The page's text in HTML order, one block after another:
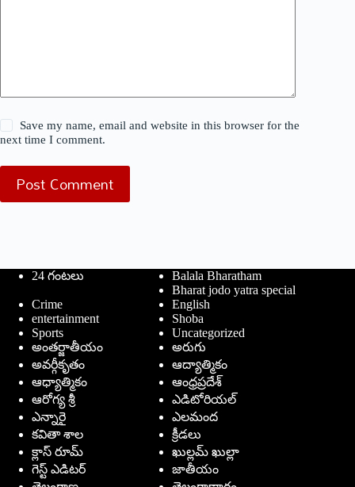
Save my name, email and website in this browser for the
next time I comment.
Post Comment
24 గంటలు
Balala Bharatham
Bharat jodo yatra special
Crime
English
entertainment
Shoba
Sports
Uncategorized
అంతర్జాతీయం
అరుగు
అవర్గీకృతం
ఆద్యాత్మికం
ఆధ్యాత్మికం
ఆంధ్రప్రదేశ్
ఆరోగ్య శ్రీ
ఎడిటోరియల్
ఎన్నారై
ఎలమంద
కవితా శాల
క్రీడలు
క్లాస్ రూమ్
ఖుల్లమ్ ఖుల్లా
గెస్ట్ ఎడిటర్
జాతీయం